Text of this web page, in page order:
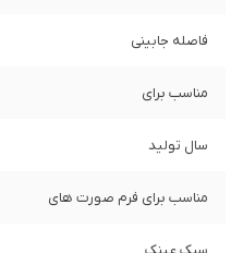
فاصله جابینی
مناسب برای
سال تولید
مناسب برای فرم صورت های